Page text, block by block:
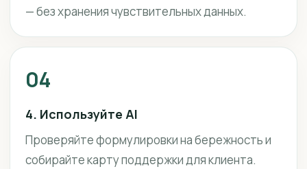
— без хранения чувствительных данных.
04
4. Используйте AI
Проверяйте формулировки на бережность и
собирайте карту поддержки для клиента.